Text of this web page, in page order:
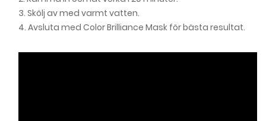
Color Touch - 8/0 Light Blonde
Color Touch - 8/81 Pearl Blonde175,00 kr
3. Skölj av med varmt vatten.
4. Avsluta med Color Brilliance Mask för bästa resultat.